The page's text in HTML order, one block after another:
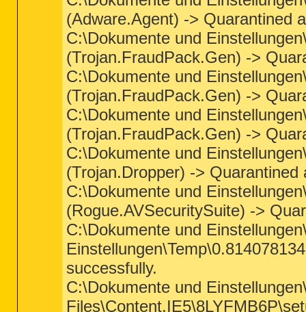
(Adware.Agent) -> Quarantined
C:\Dokumente und
(Trojan.FraudPack.Gen) ->
C:\Dokumente und
(Trojan.FraudPack.Gen) ->
C:\Dokumente und
(Trojan.FraudPack.Gen) ->
C:\Dokumente und
(Trojan.Dropper) ->
C:\Dokumente und
(Rogue.AVSecuritySuite) ->
C:\Dokumente und
successfully.
C:\Dokumente und